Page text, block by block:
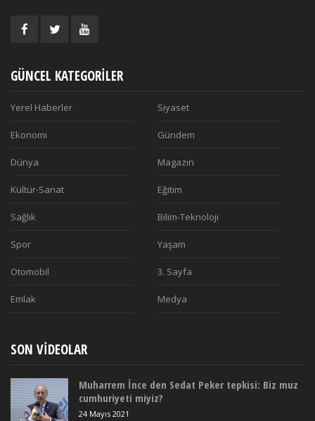
GÜNCEL KATEGORILER
Yerel Haberler Siyaset
Ekonomi Gündem
Dünya Magazin
Kültür-Sanat Eğitim
Sağlık Bilim-Teknoloji
Spor Yaşam
Otomobil 3. Sayfa
Emlak Medya
SON VIDEOLAR
Muharrem İnce den Sedat Peker tepkisi: Biz muz
cumhuriyeti miyiz?
24 Mayıs 2021